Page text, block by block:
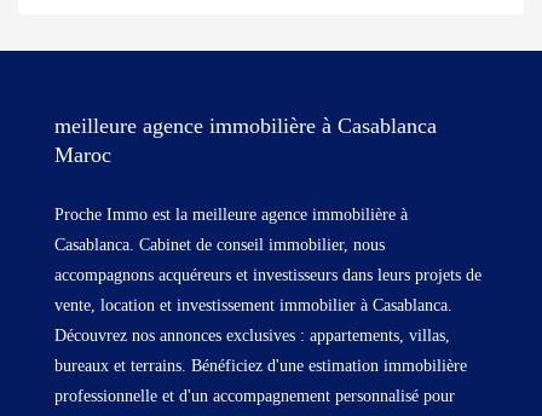
meilleure agence immobilière à Casablanca
Maroc
Proche Immo est la meilleure agence immobilière à
Casablanca. Cabinet de conseil immobilier, nous
accompagnons acquéreurs et investisseurs dans leurs projets de
vente, location et investissement immobilier à Casablanca.
Découvrez nos annonces exclusives : appartements, villas,
bureaux et terrains. Bénéficiez d'une estimation immobilière
professionnelle et d'un accompagnement personnalisé pour